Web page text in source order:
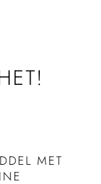
MET